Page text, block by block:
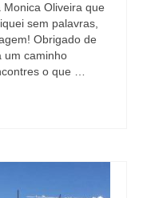
Oliveira que
sem palavras,
Obrigado de
um caminho
o que …